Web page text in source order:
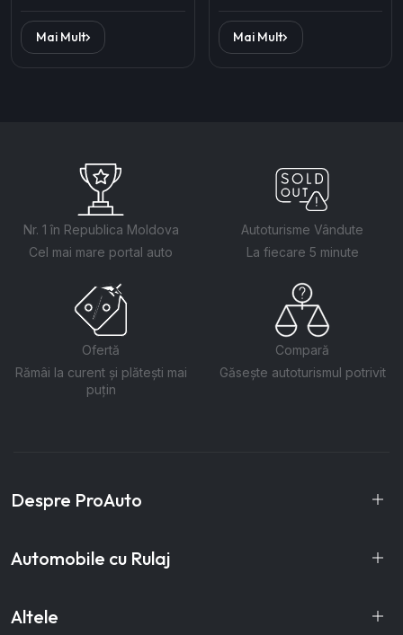
Mai Mult Mai Mult
Nr. 1 în Republica Moldova
Cel mai mare portal auto
Autoturisme Vândute
La fiecare 5 minute
Ofertă
Rămâi la curent și plătești mai
puțin
Compară
Găsește autoturismul potrivit
Despre ProAuto
Automobile cu Rulaj
Altele